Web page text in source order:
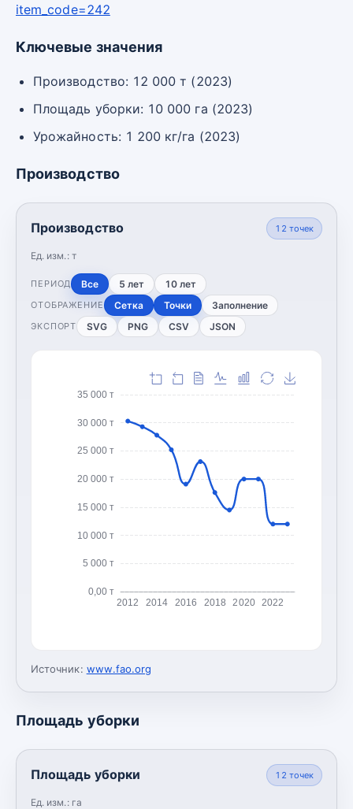
item_code=242
Ключевые значения
Производство: 12 000 т (2023)
Площадь уборки: 10 000 га (2023)
Урожайность: 1 200 кг/га (2023)
Производство
Производство
Ед. изм.: т
12 точек
ПЕРИОД Все 5 лет 10 лет
ОТОБРАЖЕНИЕ Сетка Точки Заполнение
ЭКСПОРТ SVG PNG CSV JSON
0,00 т
5 000 т
10 000 т
15 000 т
20 000 т
25 000 т
30 000 т
35 000 т
2012 2014 2016 2018 2020 2022
Источник: www.fao.org
Площадь уборки
Площадь уборки
Ед. изм.: га
12 точек